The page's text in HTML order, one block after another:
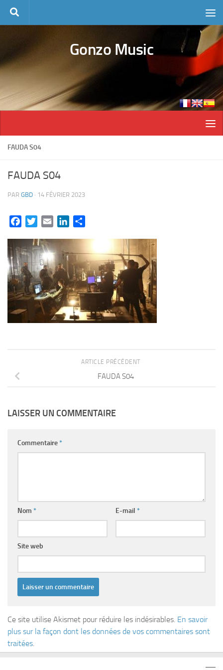
Skip to content
Gonzo Music
FAUDA S04
FAUDA S04
PAR GBD · 14 FÉVRIER 2023
FacebookTwitterEmail LinkedIn
ARTICLE PRÉCÉDENT
FAUDA S04
LAISSER UN COMMENTAIRE
Commentaire*
Nom * E-mail *
Site web
Ce site utilise Akismet pour réduire les indésirables. En savoir
plus sur la façon dont les données de vos commentaires sont
traitées.